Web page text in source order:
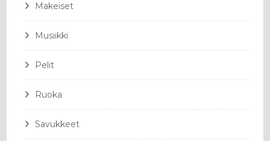
Makeiset
Musiikki
Pelit
Ruoka
Savukkeet